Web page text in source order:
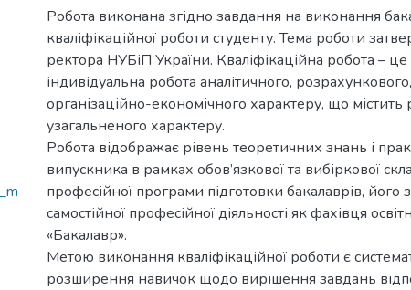
Робота виконана згідно завдання на виконання
кваліфікаційної роботи студенту. Тема роботи
ректора НУБіП України. Кваліфікаційна робота – це
індивідуальна робота аналітичного,
організаційно-економічного характеру, що
узагальненого характеру.
Робота відображає рівень теоретичних знань і
випускника в рамках обов’язкової та вибіркової
професійної програми підготовки бакалаврів, його
самостійної професійної діяльності як фахівця
«Бакалавр».
Метою виконання кваліфікаційної роботи є
розширення навичок щодо вирішення завдань